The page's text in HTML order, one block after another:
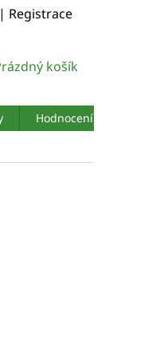
Registrace
košík
Hodnocení obchodu